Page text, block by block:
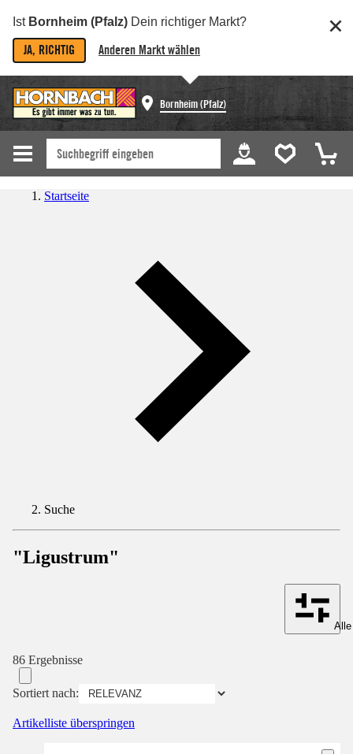
Ist Bornheim (Pfalz) Dein richtiger Markt?
JA, RICHTIG Anderen Markt wählen
Bornheim (Pfalz)
Startseite
Suche
"Ligustrum"
86 Ergebnisse
Sortiert nach:
Artikelliste überspringen